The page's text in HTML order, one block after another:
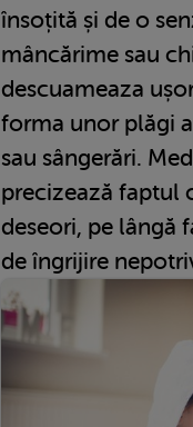
însoțită și de o
mâncărime sau
descuameaza
forma unor plăgi
sau sângerări.
precizează faptul
deseori, pe lângă
de îngrijire